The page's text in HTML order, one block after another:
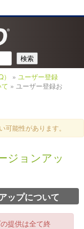
検索
» ユーザー登録
» ユーザー登録お
能性があります。
ジョンアッ
ップについて
提供は全て終